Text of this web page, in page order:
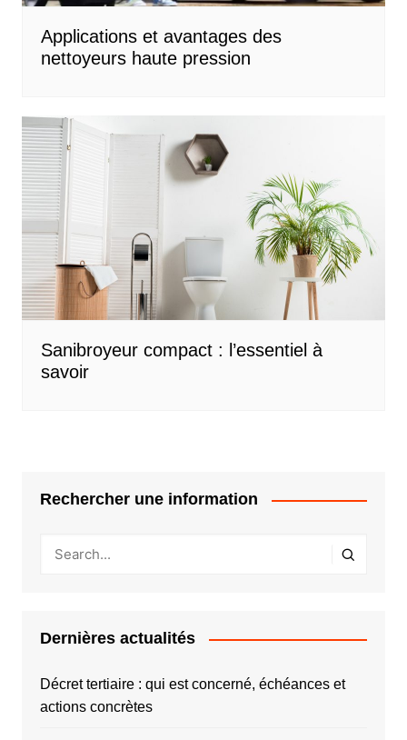
Applications et avantages des
nettoyeurs haute pression
Sanibroyeur compact : l’essentiel à
savoir
Rechercher une information
Dernières actualités
Décret tertiaire : qui est concerné, échéances et
actions concrètes